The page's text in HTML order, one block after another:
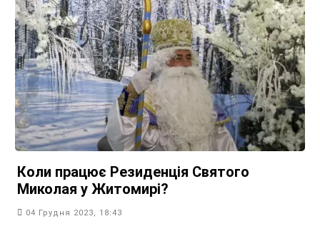
Коли працює Резиденція Святого
Миколая у Житомирі?
04 Грудня 2023, 18:43